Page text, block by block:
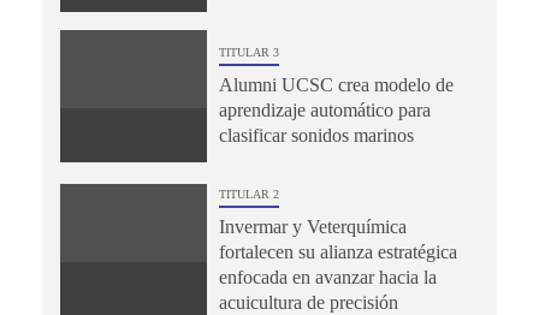
TITULAR 3
Alumni UCSC crea modelo de
aprendizaje automático para
clasificar sonidos marinos
TITULAR 2
Invermar y Veterquímica
fortalecen su alianza estratégica
enfocada en avanzar hacia la
acuicultura de precisión